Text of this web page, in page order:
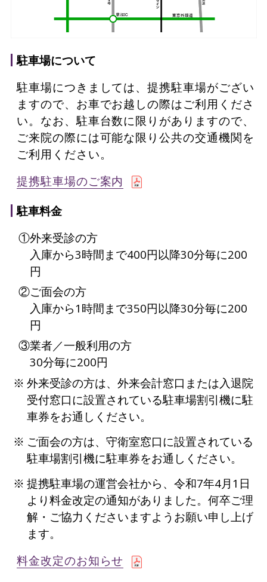
駐車場について
駐車場につきましては、提携駐車場がござい
ますので、お車でお越しの際はご利用くださ
い。なお、駐車台数に限りがありますので、
ご来院の際には可能な限り公共の交通機関を
ご利用ください。
提携駐車場のご案内
駐車料金
①外来受診の方
入庫から3時間まで400円以降30分毎に200
円
②ご面会の方
入庫から1時間まで350円以降30分毎に200
円
③業者／一般利用の方
30分毎に200円
外来受診の方は、外来会計窓口または入退院
受付窓口に設置されている駐車場割引機に駐
車券をお通しください。
ご面会の方は、守衛室窓口に設置されている
駐車場割引機に駐車券をお通しください。
提携駐車場の運営会社から、令和7年4月1日
より料金改定の通知がありました。何卒ご理
解・ご協力くださいますようお願い申し上げ
ます。
料金改定のお知らせ